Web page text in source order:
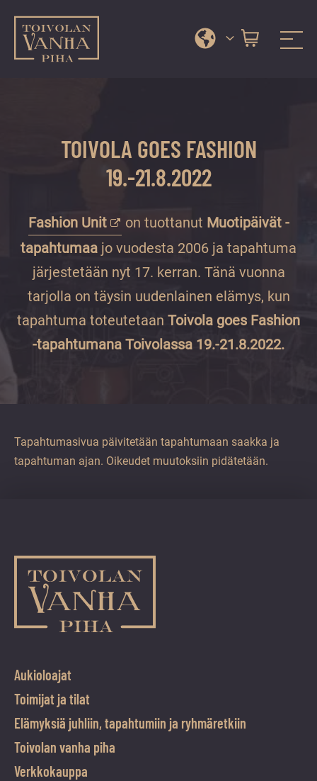
Toivolan vanha piha
kiireettömiä
ja
hyviä
hetkiä
ympäri
vuoden.
TOIVOLA GOES FASHION
19.-21.8.2022
Fashion Unit on tuottanut Muotipäivät -
tapahtumaa jo vuodesta 2006 ja tapahtuma
järjestetään nyt 17. kerran. Tänä vuonna
tarjolla on täysin uudenlainen elämys, kun
tapahtuma toteutetaan Toivola goes Fashion
-tapahtumana Toivolassa 19.-21.8.2022.
Tapahtumasivua päivitetään tapahtumaan saakka ja
tapahtuman ajan. Oikeudet muutoksiin pidätetään.
Aukioloajat
Toimijat ja tilat
Elämyksiä juhliin, tapahtumiin ja ryhmäretkiin
Toivolan vanha piha
Verkkokauppa